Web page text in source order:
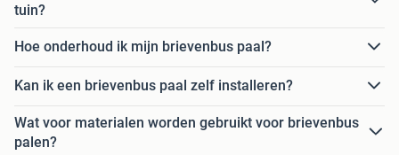
tuin?
Hoe onderhoud ik mijn brievenbus paal?
Kan ik een brievenbus paal zelf installeren?
Wat voor materialen worden gebruikt voor brievenbus
palen?